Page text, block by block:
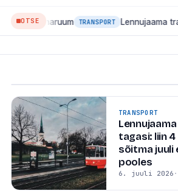
OTSE TRANSPORT Lennujaama tramm
Tallinn on ehitusjärgus linn — ja
kinnisvaraarenduste, vaid ka suure
Siin on ülevaade projektidest, mis...
TRANSPORT
tagasi: liin
sõitma juuli
pooles
6. juuli 2026 ·